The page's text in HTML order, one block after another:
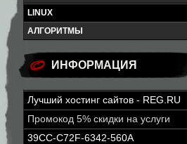
LINUX
АЛГОРИТМЫ
ИНФОРМАЦИЯ
Лучший хостинг сайтов - REG.RU
Промокод 5% скидки на услуги
39CC-C72F-6342-560A